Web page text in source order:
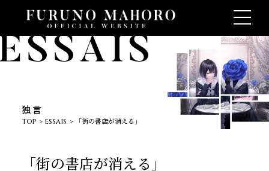
独言
TOP ESSAIS 「街の書店が消える」
「街の書店が消える」